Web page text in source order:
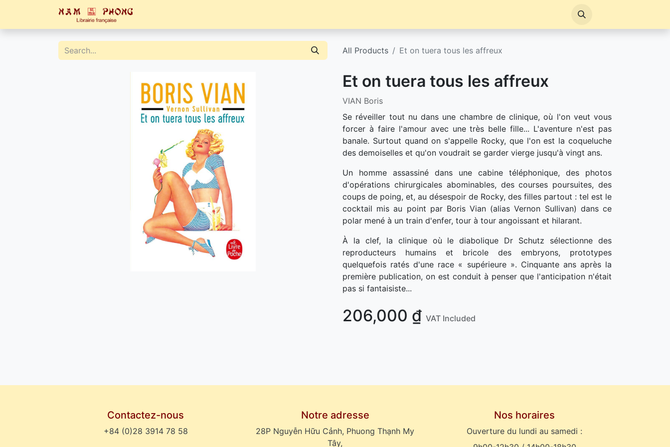
All Products Et on tuera tous les affreux
Et on tuera tous les affreux
VIAN Boris
Se réveiller tout nu dans une chambre de clinique, où l'on veut vous
forcer à faire l'amour avec une très belle fille... L'aventure n'est pas
banale. Surtout quand on s'appelle Rocky, que l'on est la coqueluche
des demoiselles et qu'on voudrait se garder vierge jusqu'à vingt ans.
Un homme assassiné dans une cabine téléphonique, des photos
d'opérations chirurgicales abominables, des courses poursuites, des
coups de poing, et, au désespoir de Rocky, des filles partout : tel est le
cocktail mis au point par Boris Vian (alias Vernon Sullivan) dans ce
polar mené à un train d'enfer, tour à tour angoissant et hilarant.
À la clef, la clinique où le diabolique Dr Schutz sélectionne des
reproducteurs humains et bricole des embryons, prototypes
quelquefois ratés d'une race « supérieure ». Cinquante ans après la
première publication, on est conduit à penser que l'anticipation n'était
pas si fantaisiste...
206,000 ₫ VAT Included
Contactez-nous
+84 (0)28 3914 78 58
Notre adresse
28P Nguyễn Hữu Cảnh, Phuong Thạnh My
Tây,
Nos horaires
Ouverture du lundi au samedi :